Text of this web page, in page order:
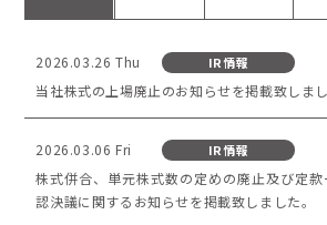
学生の皆さまへ
建設部門の協力会社のみなさまへ
2026.03.26 Thu IR情報
当社株式の上場廃止のお知らせを掲載致しまし
2026.03.06 Fri IR情報
株式併合、単元株式数の定めの廃止及び定
認決議に関するお知らせを掲載致しました。